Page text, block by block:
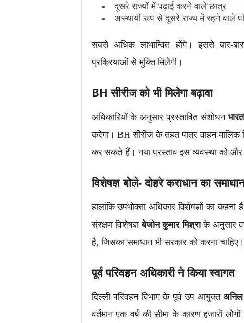
दूसरे राज्यों में पढ़ाई करने वाले छात्र
अस्थायी रूप से दूसरे राज्य में रहने वाले
सबसे अधिक लाभान्वित होंगे। इससे बार-
प्रक्रियाओं से मुक्ति मिलेगी।
BH सीरीज को भी मिलेगा बढ़ावा
अधिकारियों के अनुसार प्रस्तावित संशोधन
करेगा। BH सीरीज के तहत पात्र वाहन मालिक
कर सकते हैं। नया प्रस्ताव इस व्यवस्था को और
विशेषज्ञ बोले- दोहरे कराधान का
हालांकि उपभोक्ता अधिकार विशेषज्ञों का कहना
संरक्षण विशेषज्ञबेजोन कुमार मिश्राके अनुसार
है, जिसका समाधान भी सरकार को करना चाहिए।
पूर्व परिवहन अधिकारी ने किया स्वागत
दिल्ली परिवहन विभाग के पूर्व उप आयुक्तअनिल
वर्तमान एक वर्ष की सीमा के कारण हजारों